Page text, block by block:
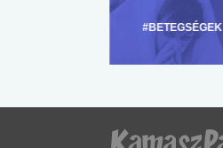
#BETEGSÉGEK